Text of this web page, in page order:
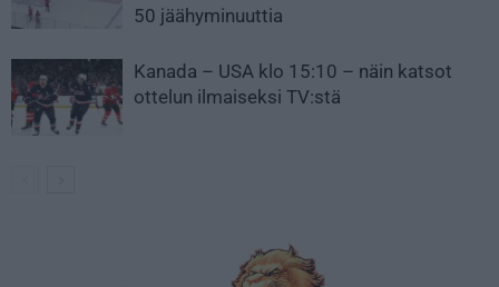
50 jäähyminuuttia
Kanada – USA klo 15:10 – näin katsot
ottelun ilmaiseksi TV:stä